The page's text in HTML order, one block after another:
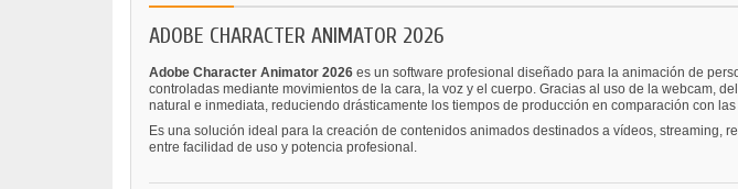
ADOBE CHARACTER ANIMATOR 2026
Adobe Character Animator 2026 es un software profesional diseñado para la animación de
controladas mediante movimientos de la cara, la voz y el cuerpo. Gracias al uso de la webcam,
natural e inmediata, reduciendo drásticamente los tiempos de producción en comparación con
Es una solución ideal para la creación de contenidos animados destinados a vídeos,
entre facilidad de uso y potencia profesional.